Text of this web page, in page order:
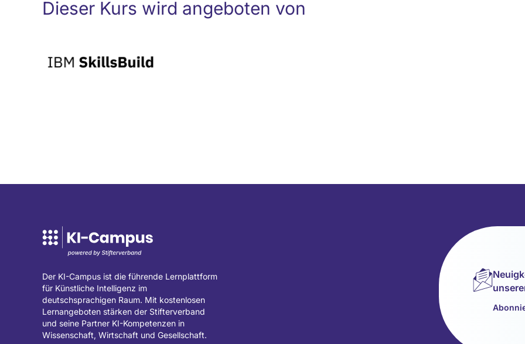
Dieser Kurs wird angeboten von
Der KI-Campus ist die führende Lernplattform
für Künstliche Intelligenz im
deutschsprachigen Raum. Mit kostenlosen
Lernangeboten stärken der Stifterverband
und seine Partner KI-Kompetenzen in
Wissenschaft, Wirtschaft und Gesellschaft.